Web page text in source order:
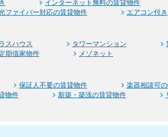
インターネット無料の賃貸物件
ファイバー対応の賃貸物件 エアコン付き
スハウス タワーマンション
期借家物件 メゾネット
保証人不要の賃貸物件 楽器相談可
物件
新築・築浅の賃貸物件